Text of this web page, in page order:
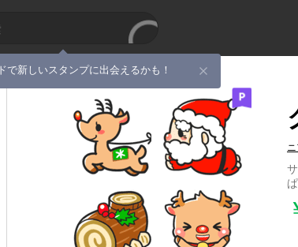
で新しいスタンプに出会えるかも！